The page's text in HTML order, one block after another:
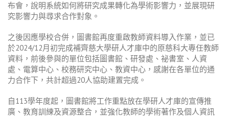
布會，說明系統如何將研究成果轉化為學術影響力，並展現研
究影響力與尋求合作對象。
之後因應學校合併，圖書館再度重啟教師資料導入作業，並已
於2024/12月初完成補齊慈大學研人才庫中的原慈科大專任教師
資料，前後參與的單位包括圖書館、研發處、祕書室、人資
處、電算中心、校務研究中心、教資中心，感謝在各單位的通
力合作下，共計超過20人協助建置完成。
自113學年度起，圖書館將工作重點放在學研人才庫的宣傳推
廣、教育訓練及資源整合，並強化教師的學術著作及個人資訊